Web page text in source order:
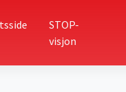
STOP-
visjon